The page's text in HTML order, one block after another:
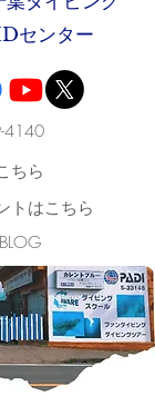
センター
4140
ちら
トはこちら